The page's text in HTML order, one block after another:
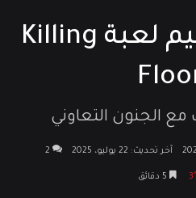
مراجعة وتقييم لعبة Killing
مع الجنون التعاوني
آخر تحديث: 22 يوليو، 2025 2